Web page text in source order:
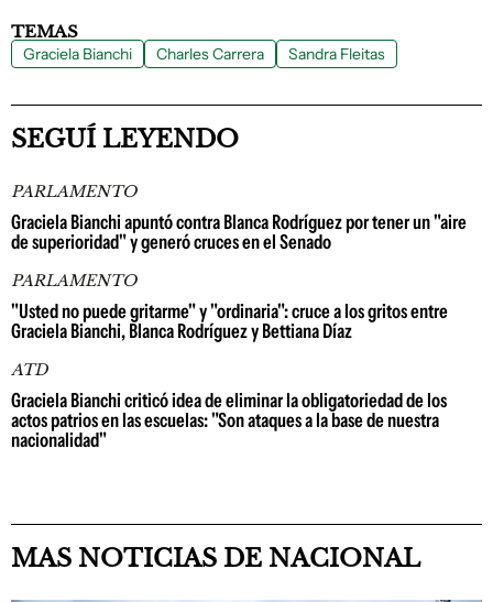
TEMAS
Graciela Bianchi Charles Carrera Sandra Fleitas
SEGUÍ LEYENDO
PARLAMENTO
Graciela Bianchi apuntó contra Blanca Rodríguez por tener un "aire
de superioridad" y generó cruces en el Senado
PARLAMENTO
"Usted no puede gritarme" y "ordinaria": cruce a los gritos entre
Graciela Bianchi, Blanca Rodríguez y Bettiana Díaz
ATD
Graciela Bianchi criticó idea de eliminar la obligatoriedad de los
actos patrios en las escuelas: "Son ataques a la base de nuestra
nacionalidad"
MAS NOTICIAS DE NACIONAL